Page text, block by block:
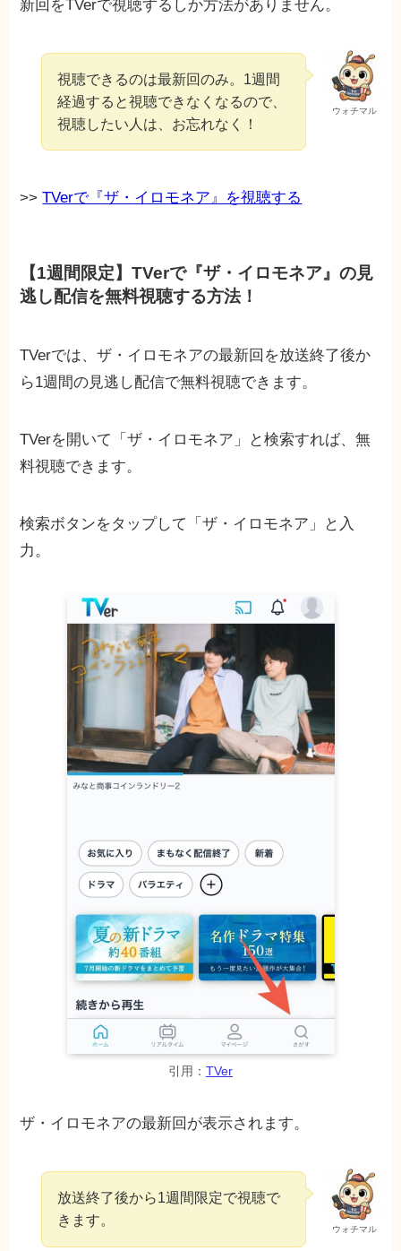
新回をTVerで視聴するしか方法がありません。
ウォチマル
視聴できるのは最新回のみ。1週間
経過すると視聴できなくなるので、
視聴したい人は、お忘れなく！
>>TVerで『ザ・イロモネア』を視聴する
【1週間限定】TVerで『ザ・イロモネア』の見
逃し配信を無料視聴する方法！
TVerでは、ザ・イロモネアの最新回を放送終了後か
ら1週間の見逃し配信で無料視聴できます。
TVerを開いて「ザ・イロモネア」と検索すれば、無
料視聴できます。
検索ボタンをタップして「ザ・イロモネア」と入
力。
引用： TVer
ザ・イロモネアの最新回が表示されます。
ウォチマル
放送終了後から1週間限定で視聴で
きます。